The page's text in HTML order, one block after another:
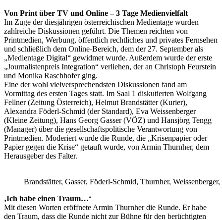
Von Print über TV und Online – 3 Tage Medienvielfalt
Im Zuge der diesjährigen österreichischen Medientage wurden
zahlreiche Diskussionen geführt. Die Themen reichten von
Printmedien, Werbung, öffentlich rechtliches und privates Fernsehen
und schließlich dem Online-Bereich, dem der 27. September als
„Medientage Digital“ gewidmet wurde. Außerdem wurde der erste
„Journalistenpreis Integration“ verliehen, der an Christoph Feurstein
und Monika Raschhofer ging.
Eine der wohl vielversprechendsten Diskussionen fand am
Vormittag des ersten Tages statt. Im Saal 1 diskutierten Wolfgang
Fellner (Zeitung Österreich), Helmut Brandstätter (Kurier),
Alexandra Föderl-Schmid (der Standard), Eva Weissenberger
(Kleine Zeitung), Hans Georg Gasser (VÖZ) und Hansjörg Tengg
(Manager) über die gesellschaftspolitische Verantwortung von
Printmedien. Moderiert wurde die Runde, die „Krisenpapier oder
Papier gegen die Krise“ getauft wurde, von Armin Thurnher, dem
Herausgeber des Falter.
Brandstätter, Gasser, Föderl-Schmid, Thurnher,
‚Ich habe einen Traum…‘
Mit diesen Worten eröffnete Armin Thurnher die Runde. Er habe
den Traum, dass die Runde nicht zur Bühne für den berüchtigten